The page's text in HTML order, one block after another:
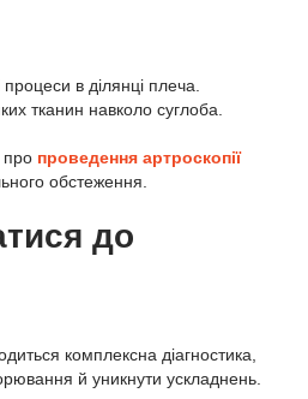
процеси в ділянці плеча.
тканин навколо суглоба.
про проведення артроскопії
обстеження.
до
комплексна діагностика,
й уникнути ускладнень.